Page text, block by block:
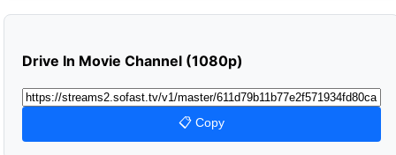
Drive In Movie Channel (1080p)
📋 Copy